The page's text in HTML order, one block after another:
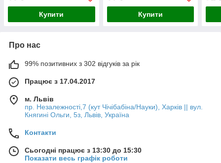
Купити Купити
Про нас
99% позитивних з 302 відгуків за рік
Працює з 17.04.2017
м. Львів
пр. Незалежності,7 (кут Чічібабіна/Науки), Харків || вул.
Княгині Ольги, 5з, Львів, Україна
Контакти
Сьогодні працює з 13:30 до 15:30
Показати весь графік роботи